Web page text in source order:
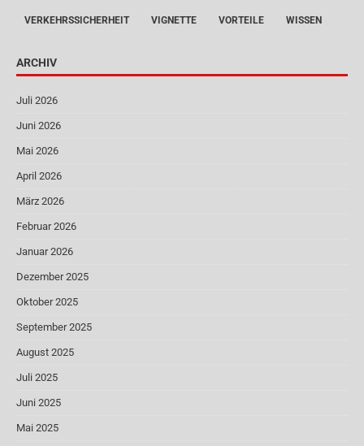
VERKEHRSSICHERHEIT VIGNETTE VORTEILE WISSEN
ARCHIV
Juli 2026
Juni 2026
Mai 2026
April 2026
März 2026
Februar 2026
Januar 2026
Dezember 2025
Oktober 2025
September 2025
August 2025
Juli 2025
Juni 2025
Mai 2025